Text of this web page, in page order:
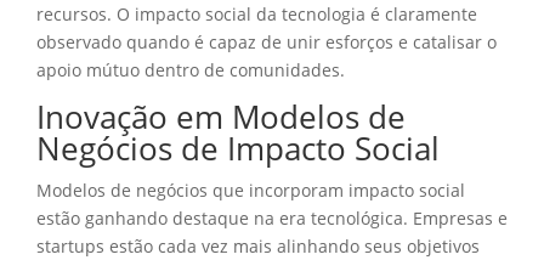
recursos. O impacto social da tecnologia é claramente
observado quando é capaz de unir esforços e catalisar o
apoio mútuo dentro de comunidades.
Inovação em Modelos de
Negócios de Impacto Social
Modelos de negócios que incorporam impacto social
estão ganhando destaque na era tecnológica. Empresas e
startups estão cada vez mais alinhando seus objetivos